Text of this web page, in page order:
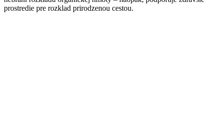
prostredie pre rozklad prirodzenou cestou.